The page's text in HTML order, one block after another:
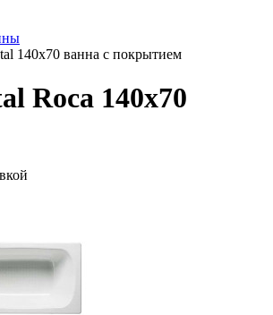
140x70 ванна с покрытием
Roca 140x70